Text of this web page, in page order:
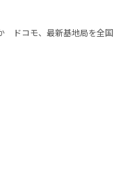
ドコモ、最新基地局を全国